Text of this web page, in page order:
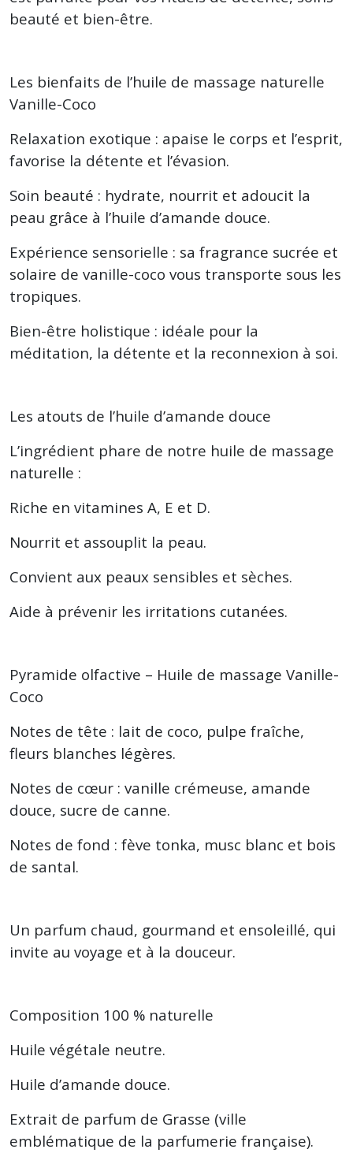
beauté et bien-être.
Les bienfaits de l’huile de massage naturelle
Vanille-Coco
Relaxation exotique : apaise le corps et l’esprit,
favorise la détente et l’évasion.
Soin beauté : hydrate, nourrit et adoucit la
peau grâce à l’huile d’amande douce.
Expérience sensorielle : sa fragrance sucrée et
solaire de vanille-coco vous transporte sous les
tropiques.
Bien-être holistique : idéale pour la
méditation, la détente et la reconnexion à soi.
Les atouts de l’huile d’amande douce
L’ingrédient phare de notre huile de massage
naturelle :
Riche en vitamines A, E et D.
Nourrit et assouplit la peau.
Convient aux peaux sensibles et sèches.
Aide à prévenir les irritations cutanées.
Pyramide olfactive – Huile de massage Vanille-
Coco
Notes de tête : lait de coco, pulpe fraîche,
fleurs blanches légères.
Notes de cœur : vanille crémeuse, amande
douce, sucre de canne.
Notes de fond : fève tonka, musc blanc et bois
de santal.
Un parfum chaud, gourmand et ensoleillé, qui
invite au voyage et à la douceur.
Composition 100 % naturelle
Huile végétale neutre.
Huile d’amande douce.
Extrait de parfum de Grasse (ville
emblématique de la parfumerie française).